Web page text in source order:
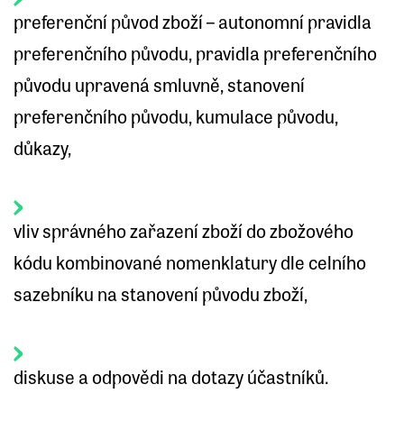
preferenční původ zboží – autonomní pravidla
preferenčního původu, pravidla preferenčního
původu upravená smluvně, stanovení
preferenčního původu, kumulace původu,
důkazy,
vliv správného zařazení zboží do zbožového
kódu kombinované nomenklatury dle celního
sazebníku na stanovení původu zboží,
diskuse a odpovědi na dotazy účastníků.